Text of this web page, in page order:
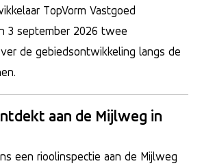
TopVorm Vastgoed
3 september 2026 twee
de gebiedsontwikkeling langs de
aan de Mijlweg in
een rioolinspectie aan de Mijlweg